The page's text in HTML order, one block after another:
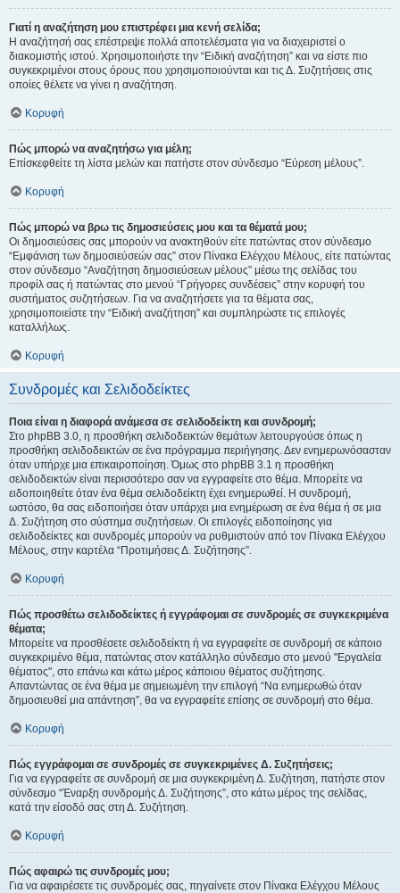
Γιατί η αναζήτηση μου επιστρέφει μια κενή σελίδα;
Η αναζήτησή σας επέστρεψε πολλά αποτελέσματα για να διαχειριστεί ο
διακομιστής ιστού. Χρησιμοποιήστε την “Ειδική αναζήτηση” και να είστε πιο
συγκεκριμένοι στους όρους που χρησιμοποιούνται και τις Δ. Συζητήσεις στις
οποίες θέλετε να γίνει η αναζήτηση.
Κορυφή
Πώς μπορώ να αναζητήσω για μέλη;
Επίσκεφθείτε τη λίστα μελών και πατήστε στον σύνδεσμο “Εύρεση μέλους”.
Κορυφή
Πώς μπορώ να βρω τις δημοσιεύσεις μου και τα θέματά μου;
Οι δημοσιεύσεις σας μπορούν να ανακτηθούν είτε πατώντας στον σύνδεσμο
“Εμφάνιση των δημοσιεύσεών σας” στον Πίνακα Ελέγχου Μέλους, είτε πατώντας
στον σύνδεσμο “Αναζήτηση δημοσιεύσεων μέλους” μέσω της σελίδας του
προφίλ σας ή πατώντας στο μενού “Γρήγορες συνδέσεις” στην κορυφή του
συστήματος συζητήσεων. Για να αναζητήσετε για τα θέματα σας,
χρησιμοποιείστε την “Ειδική αναζήτηση” και συμπληρώστε τις επιλογές
καταλλήλως.
Κορυφή
Συνδρομές και Σελιδοδείκτες
Ποια είναι η διαφορά ανάμεσα σε σελιδοδείκτη και συνδρομή;
Στο phpBB 3.0, η προσθήκη σελιδοδεικτών θεμάτων λειτουργούσε όπως η
προσθήκη σελιδοδεικτών σε ένα πρόγραμμα περιήγησης. Δεν ενημερωνόσασταν
όταν υπήρχε μια επικαιροποίηση. Όμως στο phpBB 3.1 η προσθήκη
σελιδοδεικτών είναι περισσότερο σαν να εγγραφείτε στο θέμα. Μπορείτε να
ειδοποιηθείτε όταν ένα θέμα σελιδοδείκτη έχει ενημερωθεί. Η συνδρομή,
ωστόσο, θα σας ειδοποιήσει όταν υπάρχει μια ενημέρωση σε ένα θέμα ή σε μια
Δ. Συζήτηση στο σύστημα συζητήσεων. Οι επιλογές ειδοποίησης για
σελιδοδείκτες και συνδρομές μπορούν να ρυθμιστούν από τον Πίνακα Ελέγχου
Μέλους, στην καρτέλα “Προτιμήσεις Δ. Συζήτησης”.
Κορυφή
Πώς προσθέτω σελιδοδείκτες ή εγγράφομαι σε συνδρομές σε συγκεκριμένα
θέματα;
Μπορείτε να προσθέσετε σελιδοδείκτη ή να εγγραφείτε σε συνδρομή σε κάποιο
συγκεκριμένο θέμα, πατώντας στον κατάλληλο σύνδεσμο στο μενού "Εργαλεία
θέματος", στο επάνω και κάτω μέρος κάποιου θέματος συζήτησης.
Απαντώντας σε ένα θέμα με σημειωμένη την επιλογή “Να ενημερωθώ όταν
δημοσιευθεί μια απάντηση”, θα να εγγραφείτε επίσης σε συνδρομή στο θέμα.
Κορυφή
Πώς εγγράφομαι σε συνδρομές σε συγκεκριμένες Δ. Συζητήσεις;
Για να εγγραφείτε σε συνδρομή σε μια συγκεκριμένη Δ. Συζήτηση, πατήστε στον
σύνδεσμο “Έναρξη συνδρομής Δ. Συζήτησης”, στο κάτω μέρος της σελίδας,
κατά την είσοδό σας στη Δ. Συζήτηση.
Κορυφή
Πώς αφαιρώ τις συνδρομές μου;
Για να αφαιρέσετε τις συνδρομές σας, πηγαίνετε στον Πίνακα Ελέγχου Μέλους